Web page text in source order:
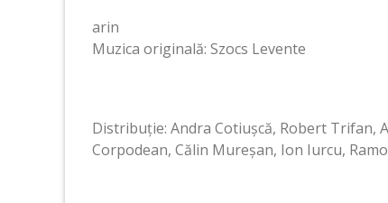
arin
Muzica originală: Szocs Levente
Distribuție: Andra Cotiușcă, Robert Trifan,
Corpodean, Călin Mureșan, Ion Iurcu,